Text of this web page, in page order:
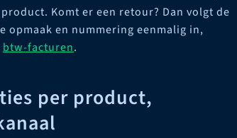
Komt er een retour? Dan volgt de
en nummering eenmalig in,
btw-facturen.
per product,